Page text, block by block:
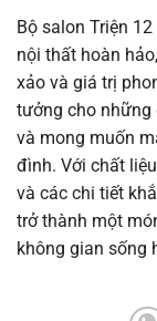
Bộ salon Triện
nội thất hoàn
xảo và giá trị
tưởng cho những
và mong muốn
đình. Với chất
và các chi tiết
trở thành một
không gian sống